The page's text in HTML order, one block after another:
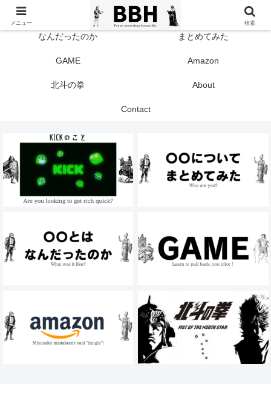
なんだったのか まとめてみた
GAME Amazon
北斗の拳 About
Contact
メニュー 検索